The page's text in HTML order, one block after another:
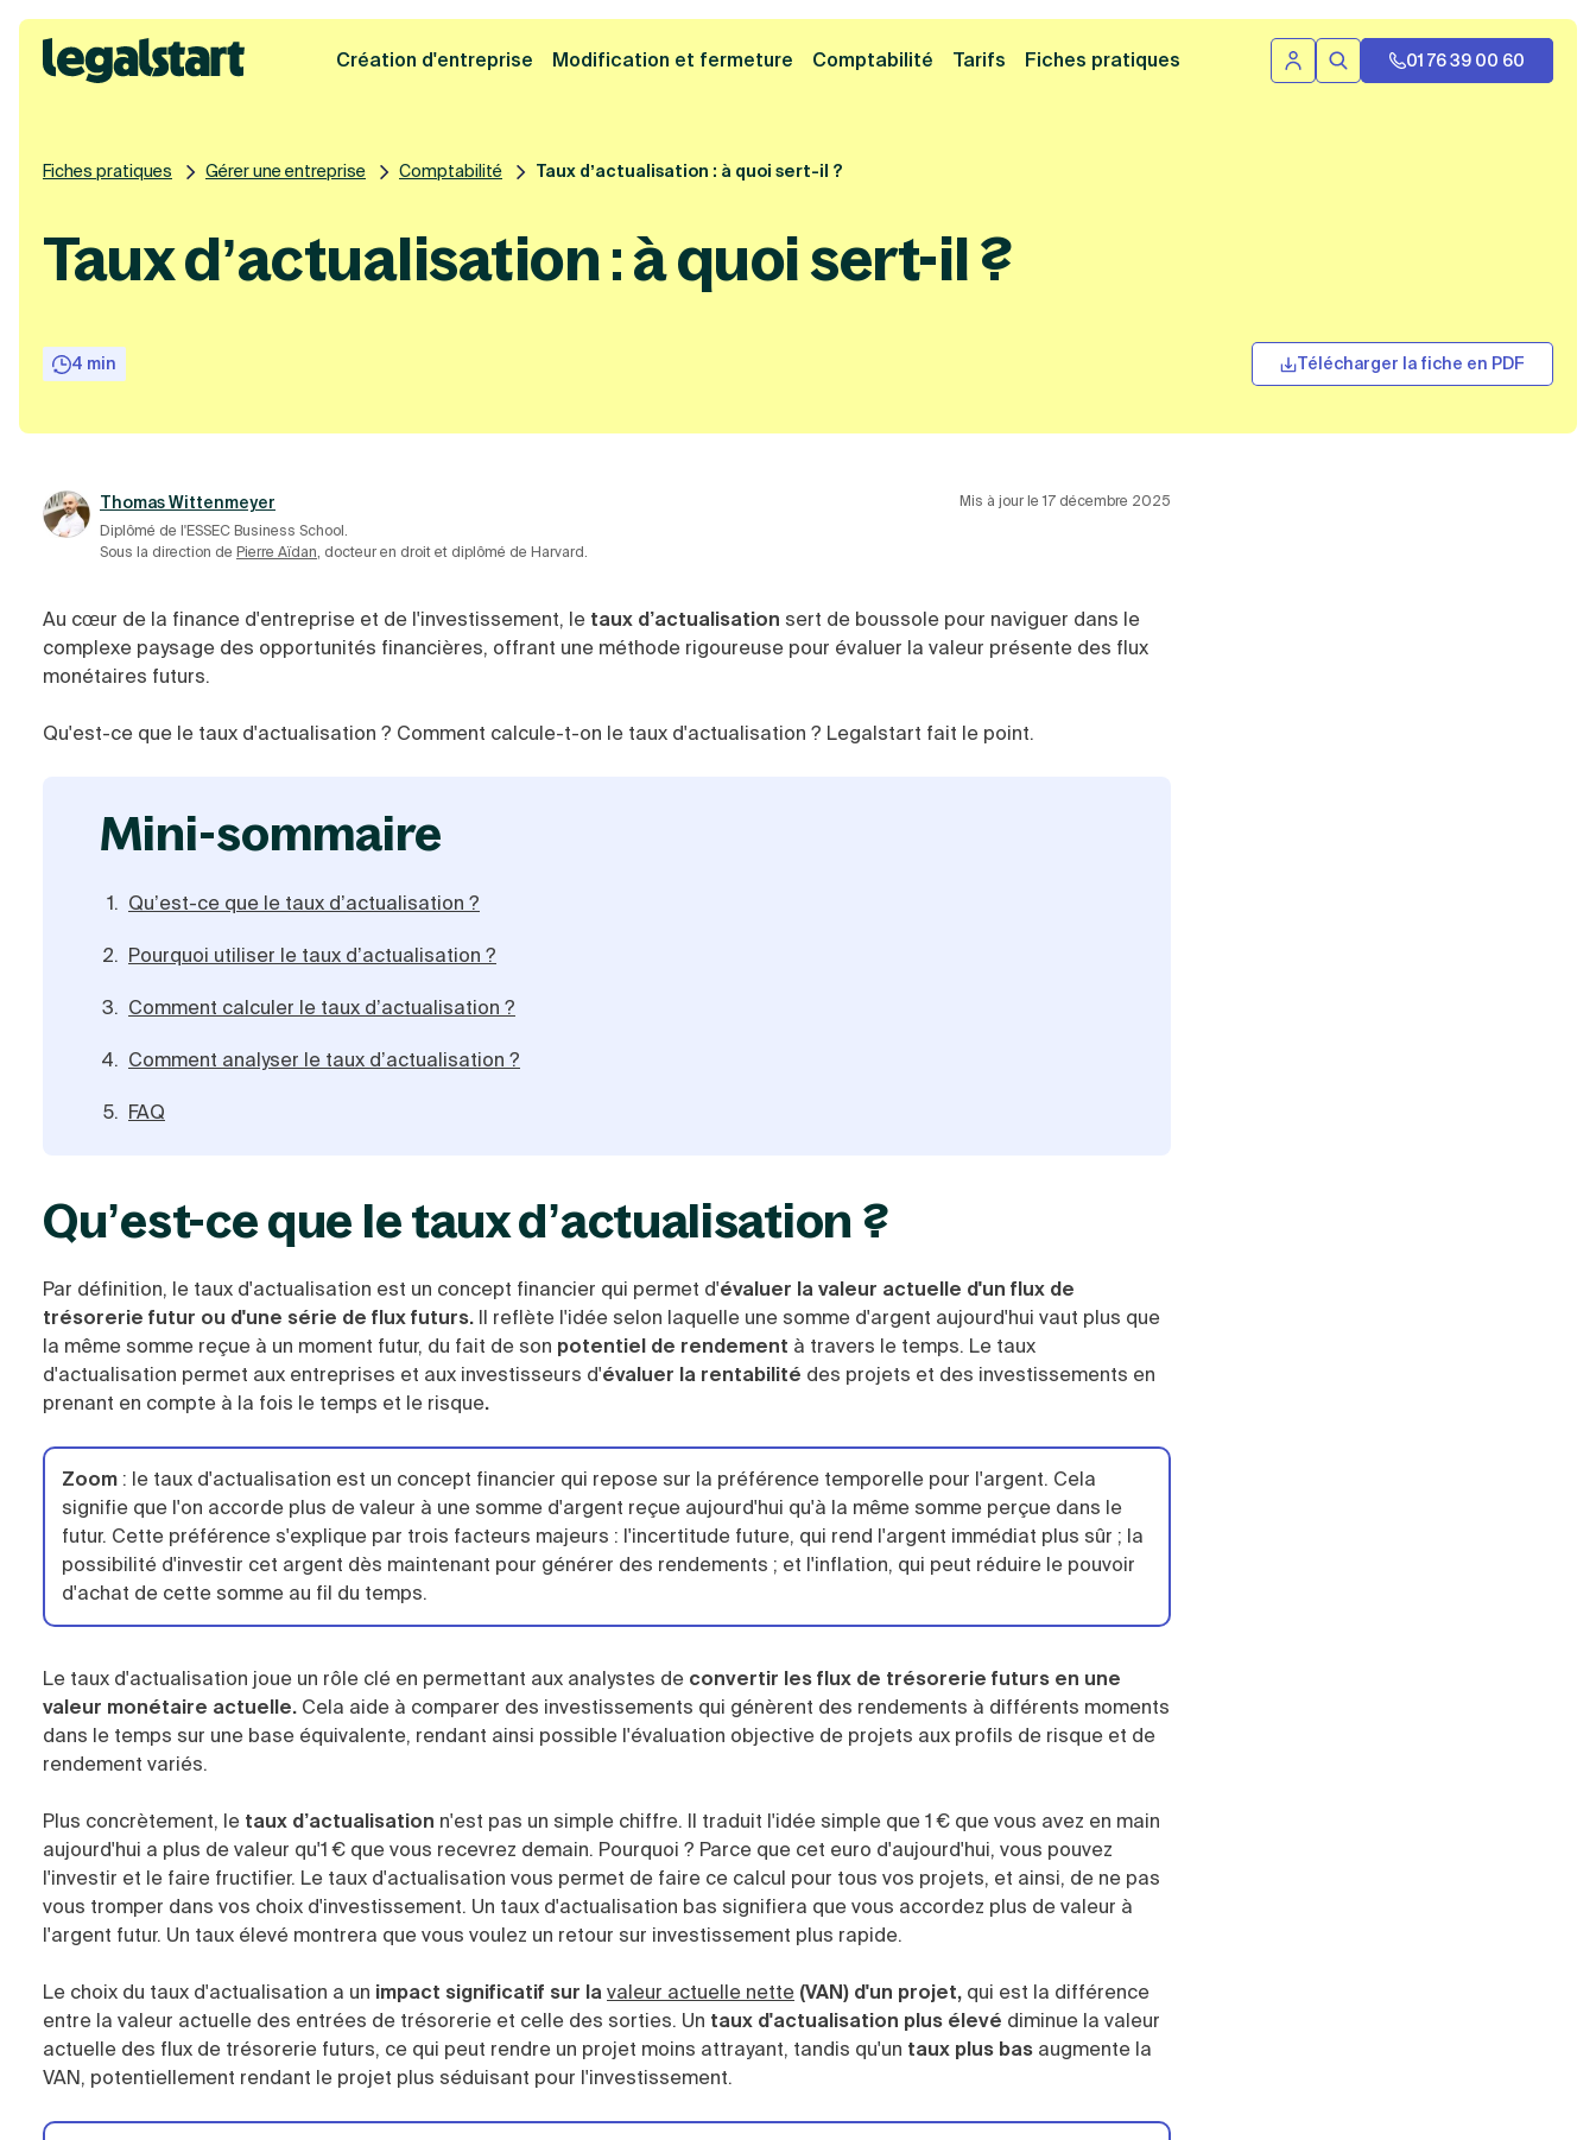
Cliquez ici pour reprendre votre démarche Fermer la bannière
Legalstart
Création d'entreprise Modification et fermeture Comptabilité Tarifs Fiches pratiques Se connecter
Rechercher01 76 39 00 60
Fiches pratiques Gérer une entreprise Comptabilité Taux d’actualisation : à quoi sert-il ?
Taux d’actualisation : à quoi sert-il ?
4 min Télécharger la fiche en PDF
Thomas Wittenmeyer
Diplômé de l'ESSEC Business School.
Sous la direction de Pierre Aïdan, docteur en droit et diplômé de Harvard.
Mis à jour le 17 décembre 2025
Au cœur de la finance d'entreprise et de l'investissement, le taux d’actualisation sert de boussole pour naviguer dans le
complexe paysage des opportunités financières, offrant une méthode rigoureuse pour évaluer la valeur présente des flux
monétaires futurs.
Qu'est-ce que le taux d'actualisation ? Comment calcule-t-on le taux d'actualisation ? Legalstart fait le point.
mini-sommaire
Qu’est-ce que le taux d’actualisation ?
Pourquoi utiliser le taux d’actualisation ?
Comment calculer le taux d’actualisation ?
Comment analyser le taux d’actualisation ?
FAQ
Qu’est-ce que le taux d’actualisation ?
Par définition, le taux d'actualisation est un concept financier qui permet d'évaluer la valeur actuelle d'un flux de
trésorerie futur ou d'une série de flux futurs. Il reflète l'idée selon laquelle une somme d'argent aujourd'hui vaut plus que
la même somme reçue à un moment futur, du fait de son potentiel de rendement à travers le temps. Le taux
d'actualisation permet aux entreprises et aux investisseurs d'évaluer la rentabilité des projets et des investissements en
prenant en compte à la fois le temps et le risque.
Zoom : le taux d'actualisation est un concept financier qui repose sur la préférence temporelle pour l'argent. Cela
signifie que l'on accorde plus de valeur à une somme d'argent reçue aujourd'hui qu'à la même somme perçue dans le
futur. Cette préférence s'explique par trois facteurs majeurs : l'incertitude future, qui rend l'argent immédiat plus sûr ; la
possibilité d'investir cet argent dès maintenant pour générer des rendements ; et l'inflation, qui peut réduire le pouvoir
d'achat de cette somme au fil du temps.
Le taux d'actualisation joue un rôle clé en permettant aux analystes de convertir les flux de trésorerie futurs en une
valeur monétaire actuelle. Cela aide à comparer des investissements qui génèrent des rendements à différents moments
dans le temps sur une base équivalente, rendant ainsi possible l'évaluation objective de projets aux profils de risque et de
rendement variés.
Plus concrètement, le taux d’actualisation n'est pas un simple chiffre. Il traduit l'idée simple que 1 € que vous avez en main
aujourd'hui a plus de valeur qu'1 € que vous recevrez demain. Pourquoi ? Parce que cet euro d'aujourd'hui, vous pouvez
l'investir et le faire fructifier. Le taux d'actualisation vous permet de faire ce calcul pour tous vos projets, et ainsi, de ne pas
vous tromper dans vos choix d'investissement. Un taux d'actualisation bas signifiera que vous accordez plus de valeur à
l'argent futur. Un taux élevé montrera que vous voulez un retour sur investissement plus rapide.
Le choix du taux d'actualisation a un impact significatif sur lavaleur actuelle nette (VAN) d'un projet, qui est la différence
entre la valeur actuelle des entrées de trésorerie et celle des sorties. Un taux d'actualisation plus élevé diminue la valeur
actuelle des flux de trésorerie futurs, ce qui peut rendre un projet moins attrayant, tandis qu'un taux plus bas augmente la
VAN, potentiellement rendant le projet plus séduisant pour l'investissement.